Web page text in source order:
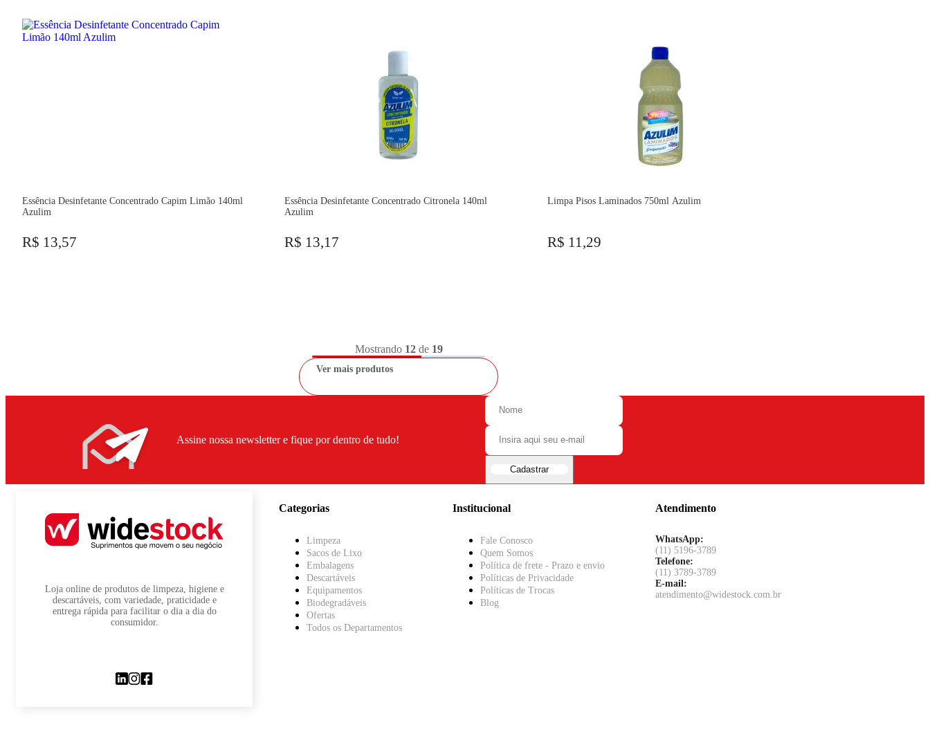
Essência Desinfetante Concentrado Capim Limão 140ml
Azulim
R$ 13,57
Essência Desinfetante Concentrado Citronela 140ml
Azulim
R$ 13,17
Limpa Pisos Laminados 750ml Azulim
R$ 11,29
Mostrando 12de 19
Ver mais produtos
Assine nossa newsletter e fique por dentro de tudo!
Cadastrar
Loja online de produtos de limpeza, higiene e
descartáveis, com variedade, praticidade e
entrega rápida para facilitar o dia a dia do
consumidor.
Categorias
Limpeza
Sacos de Lixo
Embalagens
Descartáveis
Equipamentos
Biodegradáveis
Ofertas
Todos os Departamentos
Institucional
Fale Conosco
Quem Somos
Política de frete - Prazo e envio
Políticas de Privacidade
Políticas de Trocas
Blog
Atendimento
WhatsApp:
(11) 5196-3789
Telefone:
(11) 3789-3789
E-mail:
atendimento@widestock.com.br